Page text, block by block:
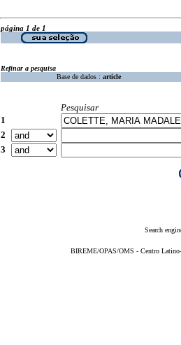
página 1 de 1
Refinar a pesquisa
Base de dados : article
Pesquisar
1
2
3
Search
BIREME/OPAS/OMS - Centro Latino-